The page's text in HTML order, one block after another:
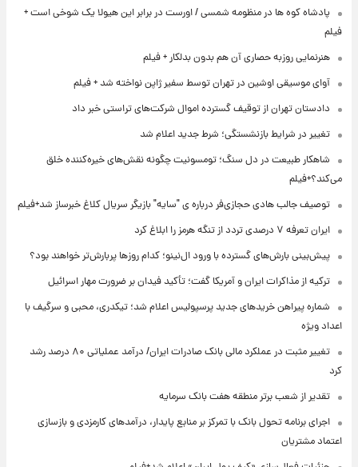
پادشاه کوه ها در منظومه شمسی / اورست در برابر این هیولا یک شوخی است +
فیلم
هنرنمایی روزبه حصاری آن هم بدون بدلکار + فیلم
آوای موسیقی اوشین در تهران توسط سفیر ژاپن نواخته شد + فیلم
دادستان تهران از توقیف گسترده اموال شرکت‌های تراستی خبر داد
تغییر در شرایط بازنشستگی؛ شرط جدید اعلام شد
شاهکار طبیعت در دل سنگ؛ تومسونیت چگونه نقش‌های خیره‌کننده خلق
می‌کند؟+فیلم
توصیف جالب هادی حجازی‌فر درباره ی "سایه" بازیگر سریال کلاغ خبرساز شد+فیلم
ایران تعرفه ۷ درصدی تردد از تنگه هرمز را ابلاغ کرد
پیش‌بینی بارش‌های گسترده با ورود ال‌نینو؛ کدام روزها پربارش‌تر خواهند بود؟
ترکیه از مذاکرات ایران و آمریکا گفت؛ تأکید فیدان بر ضرورت مهار اسرائیل
شماره پیراهن خریدهای جدید پرسپولیس اعلام شد؛ تیکدری، محبی و سرگیف با
اعداد ویژه
تغییر مثبت در عملکرد مالی بانک صادرات ایران/ درآمد عملیاتی ۸۰ درصد رشد
کرد
تقدیر از شعب برتر منطقه هفت بانک سرمایه
اجرای برنامه تحول بانک با تمرکز بر منابع پایدار، درآمدهای کارمزدی و بازسازی
اعتماد مشتریان